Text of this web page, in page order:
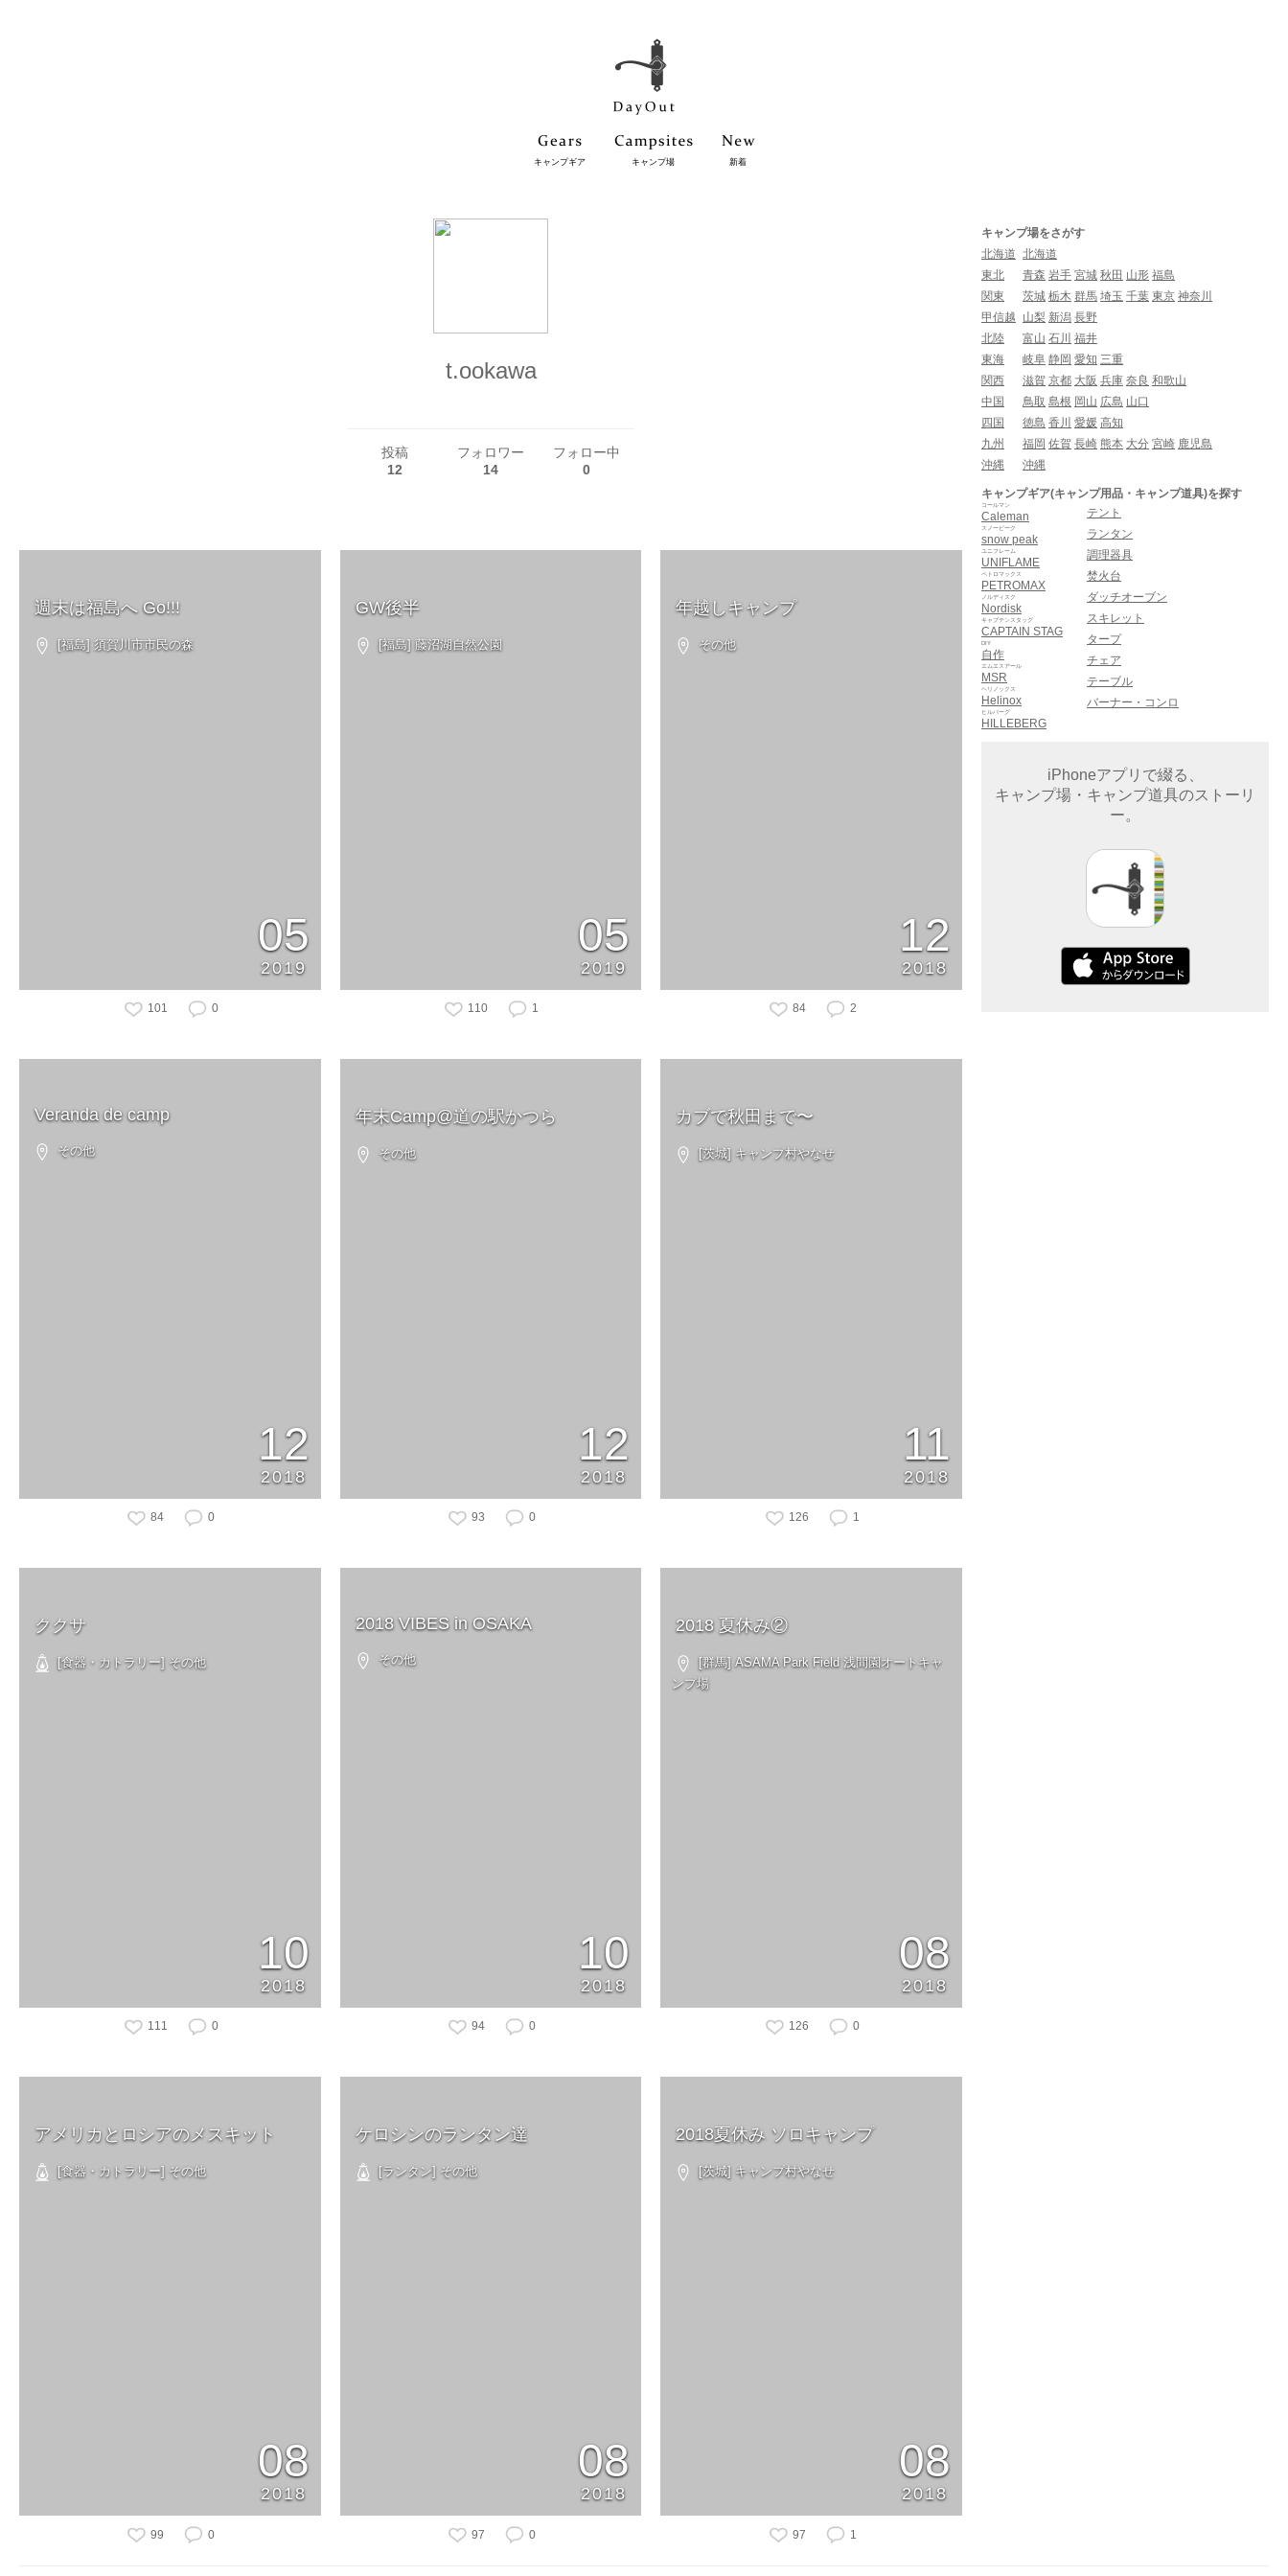
キャンプギア キャンプ場 新着
t.ookawa
投稿
12
フォロワー
14
フォロー中
0
週末は福島へ Go!!!
[福島] 須賀川市市民の森
05
2019
101 0
GW後半
[福島] 藤沼湖自然公園
05
2019
110 1
年越しキャンプ
その他
12
2018
84 2
Veranda de camp
その他
12
2018
84 0
年末Camp@道の駅かつら
その他
12
2018
93 0
カブで秋田まで〜
[茨城] キャンプ村やなせ
11
2018
126 1
ククサ
[食器・カトラリー] その他
10
2018
111 0
2018 VIBES in OSAKA
その他
10
2018
94 0
2018 夏休み②
[群馬] ASAMA Park Field 浅間園オートキャ
ンプ場
08
2018
126 0
アメリカとロシアのメスキット
[食器・カトラリー] その他
08
2018
99 0
ケロシンのランタン達
[ランタン] その他
08
2018
97 0
2018夏休み ソロキャンプ
[茨城] キャンプ村やなせ
08
2018
97 1
キャンプ場をさがす
北海道 北海道
東北
青森 岩手 宮城 秋田 山形 福島
関東
茨城 栃木 群馬 埼玉 千葉 東京 神奈川
甲信越
山梨 新潟 長野
北陸
富山 石川 福井
東海
岐阜 静岡 愛知 三重
関西
滋賀 京都 大阪 兵庫 奈良 和歌山
中国
鳥取 島根 岡山 広島 山口
四国
徳島 香川 愛媛 高知
九州
福岡 佐賀 長崎 熊本 大分 宮崎 鹿児島
沖縄
沖縄
キャンプギア(キャンプ用品・キャンプ道具)を探す
Caleman
コールマン
snow peak
スノーピーク
UNIFLAME
ユニフレーム
PETROMAX
ペトロマックス
Nordisk
ノルディスク
CAPTAIN STAG
キャプテンスタッグ
自作
DIY
MSR
エムエスアール
Helinox
ヘリノックス
HILLEBERG
ヒルバーグ
テント
ランタン
調理器具
焚火台
ダッチオーブン
スキレット
タープ
チェア
テーブル
バーナー・コンロ
iPhoneアプリで綴る、
キャンプ場・キャンプ道具のストーリ
ー。